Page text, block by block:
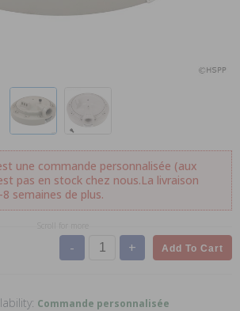
une commande personnalisée (aux
pas en stock chez nous.La livraison
semaines de plus.
- + Add To Cart
Commande personnalisée